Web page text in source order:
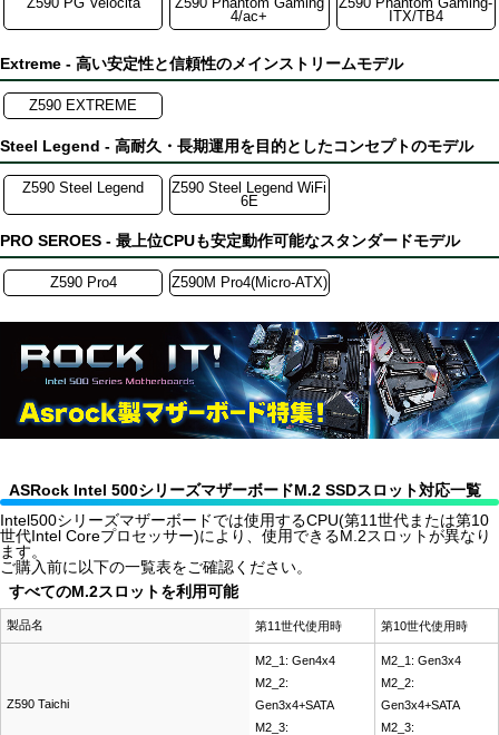
Z590 PG Velocita
Z590 Phantom Gaming
4/ac+
Z590 Phantom Gaming-
ITX/TB4
Extreme - 高い安定性と信頼性のメインストリームモデル
Z590 EXTREME
Steel Legend - 高耐久・長期運用を目的としたコンセプトのモデル
Z590 Steel Legend
Z590 Steel Legend WiFi
6E
PRO SEROES - 最上位CPUも安定動作可能なスタンダードモデル
Z590 Pro4 Z590M Pro4(Micro-ATX)
ASRock Intel 500シリーズマザーボードM.2 SSDスロット対応一覧
Intel500シリーズマザーボードでは使用するCPU(第11世代または第10
世代Intel Coreプロセッサー)により、使用できるM.2スロットが異なり
ます。
ご購入前に以下の一覧表をご確認ください。
すべてのM.2スロットを利用可能
製品名 第11世代使用時 第10世代使用時
Z590 Taichi
M2_1: Gen4x4
M2_2:
Gen3x4+SATA
M2_3:
M2_1: Gen3x4
M2_2:
Gen3x4+SATA
M2_3: